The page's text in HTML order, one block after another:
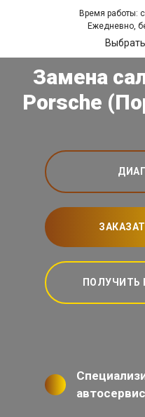
Время работы:
Ежедневно,
Замена
Porsche
ПОЛУЧИТЬ